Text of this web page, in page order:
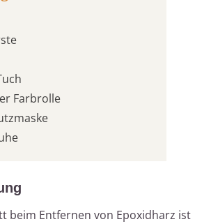
Farbrolle
beim Entfernen von Epoxidharz ist